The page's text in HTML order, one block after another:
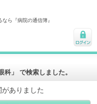
ら『病院の通信簿』
ログ
「鹿児島県」 「薩摩郡さつま町」 「眼科」 で検索しました。
ありました